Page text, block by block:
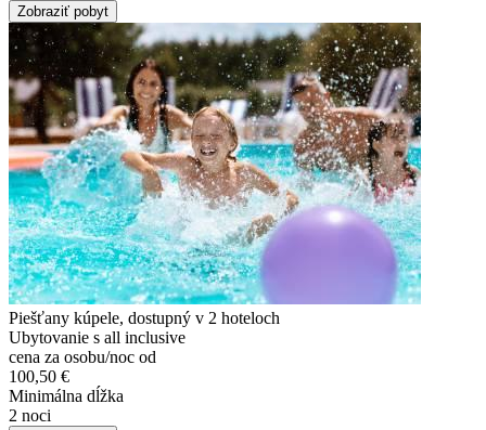
Zobraziť pobyt
Piešťany kúpele, dostupný v 2 hoteloch
Ubytovanie s all inclusive
cena za osobu/noc od
100,50 €
Minimálna dĺžka
2 noci